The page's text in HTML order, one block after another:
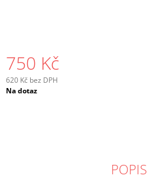
750 Kč
620 Kč bez DPH
Měrná
Na dotaz
POPIS